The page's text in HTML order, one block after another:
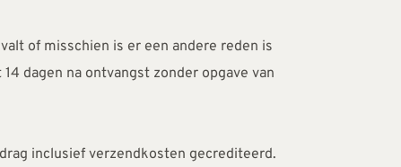
dagen na ontvangst zonder opgave van
inclusief verzendkosten gecrediteerd.